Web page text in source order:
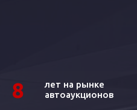
8
лет на рынке
автоаукционов